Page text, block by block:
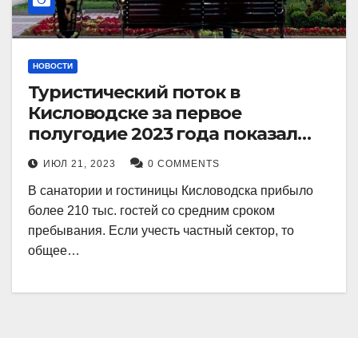
НОВОСТИ
Туристический поток в
Кисловодске за первое
полугодие 2023 года показал
рекордный рост в 21 процент.
ИЮЛ 21, 2023 0 COMMENTS
В санатории и гостиницы Кисловодска прибыло
более 210 тыс. гостей со средним сроком
пребывания. Если учесть частный сектор, то
общее…